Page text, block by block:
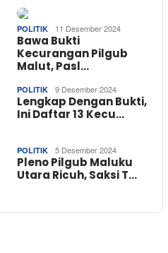
POLITIK 11 Desember 2024
Bawa Bukti
Kecurangan Pilgub
Malut, Pasl…
POLITIK 9 Desember 2024
Lengkap Dengan Bukti,
Ini Daftar 13 Kecu…
POLITIK 5 Desember 2024
Pleno Pilgub Maluku
Utara Ricuh, Saksi T…